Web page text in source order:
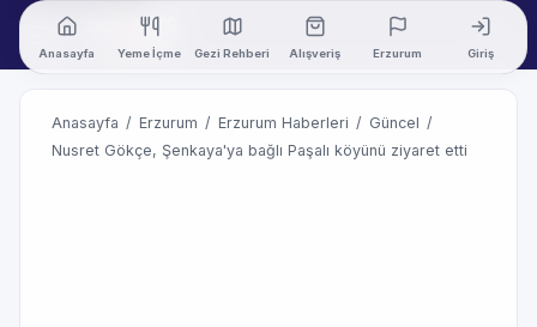
Anasayfa Yeme İçme Gezi Rehberi Alışveriş Erzurum Giriş
Anasayfa / Erzurum / Erzurum Haberleri / Güncel /
Nusret Gökçe, Şenkaya'ya bağlı Paşalı köyünü ziyaret etti